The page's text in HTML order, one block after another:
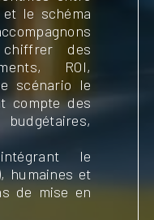
et le schéma
des
ROI,
scénario le
compte des
le
humaines et
de mise en